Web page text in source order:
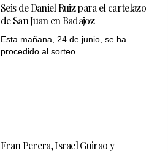
Seis de Daniel Ruiz para el cartelazo
de San Juan en Badajoz
Esta mañana, 24 de junio, se ha
procedido al sorteo
Fran Perera, Israel Guirao y